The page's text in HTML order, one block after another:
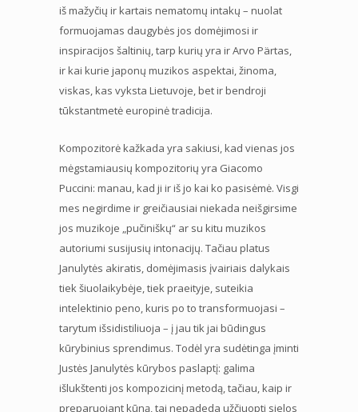
iš mažyčių ir kartais nematomų intakų – nuolat
formuojamas daugybės jos domėjimosi ir
inspiracijos šaltinių, tarp kurių yra ir Arvo Pärtas,
ir kai kurie japonų muzikos aspektai, žinoma,
viskas, kas vyksta Lietuvoje, bet ir bendroji
tūkstantmetė europinė tradicija.
Kompozitorė kažkada yra sakiusi, kad vienas jos
mėgstamiausių kompozitorių yra Giacomo
Puccini: manau, kad ji ir iš jo kai ko pasisėmė. Visgi
mes negirdime ir greičiausiai niekada neišgirsime
jos muzikoje „pučiniškų“ ar su kitu muzikos
autoriumi susijusių intonacijų. Tačiau platus
Janulytės akiratis, domėjimasis įvairiais dalykais
tiek šiuolaikybėje, tiek praeityje, suteikia
intelektinio peno, kuris po to transformuojasi –
tarytum išsidistiliuoja – į jau tik jai būdingus
kūrybinius sprendimus. Todėl yra sudėtinga įminti
Justės Janulytės kūrybos paslaptį: galima
išlukštenti jos kompozicinį metodą, tačiau, kaip ir
preparuojant kūną, tai nepadeda užčiuopti sielos